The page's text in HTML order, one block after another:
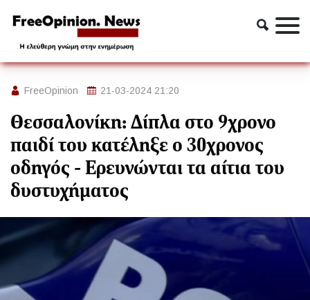
Ειδήσεις
Θεσσαλονίκη: Δίπλα στο 9χρονο παιδί του κατέληξε ο
30χρονος οδηγός - Ερευνώνται τα αίτια του δυστυχήματος
FreeOpinion 21-03-2024 21:20
Θεσσαλονίκη: Δίπλα στο 9χρονο
παιδί του κατέληξε ο 30χρονος
οδηγός - Ερευνώνται τα αίτια του
δυστυχήματος